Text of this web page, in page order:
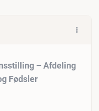
– Afdeling
Fødsler